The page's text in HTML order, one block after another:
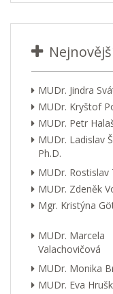
MUDr. Jindra
MUDr. Kryštof
MUDr. Petr
MUDr. Ladislav
Ph.D.
MUDr. Rostislav
MUDr. Zdeněk
Mgr. Kristýna
MUDr. Marcela
Valachovičová
MUDr. Monika
MUDr. Eva